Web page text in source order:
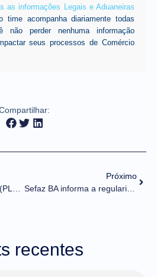
as informações Legais e Aduaneiras
time acompanha diariamente todas
não perder nenhuma informação
seus processos de Comércio
Próximo
Sefaz BA informa a regularização do serviço de autorização de NF-e (modelo 55)
recentes